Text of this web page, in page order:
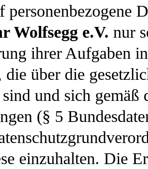
Wolfsegg e.V. nur
ihrer Aufgaben
die über die
und sich gemäß
(§ 5
einzuhalten. Die